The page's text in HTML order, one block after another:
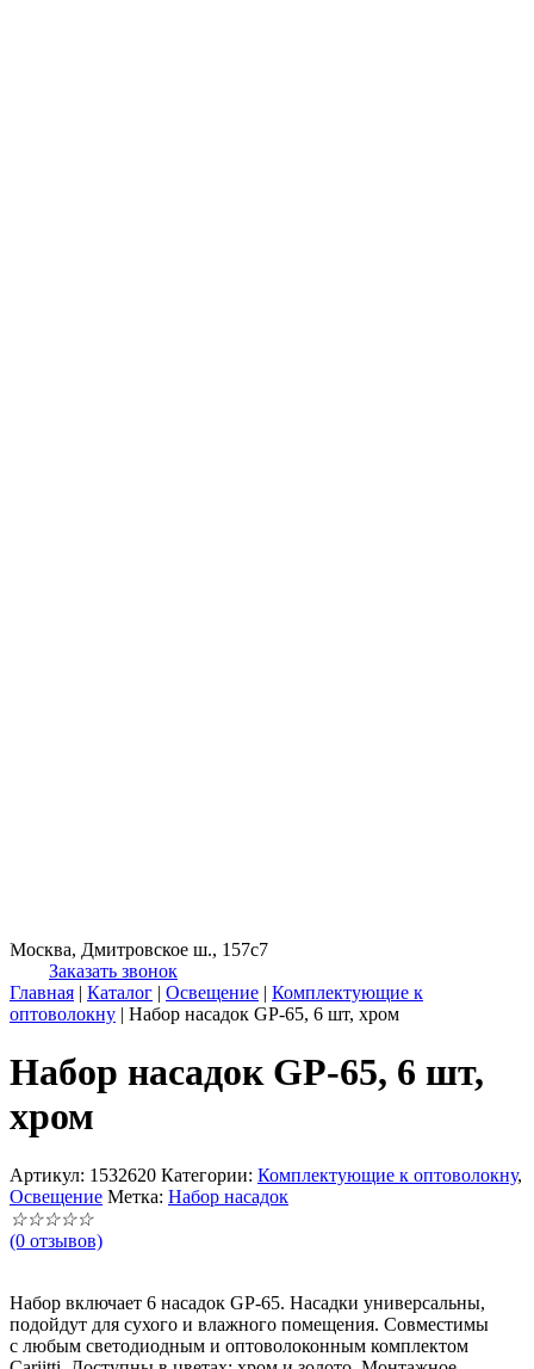
Москва, Дмитровское ш., 157с7
Заказать звонок
Главная | Каталог | Освещение | Комплектующие к
оптоволокну | Набор насадок GP-65, 6 шт, хром
Набор насадок GP-65, 6 шт,
хром
Артикул: 1532620 Категории: Комплектующие к оптоволокну,
Освещение Метка: Набор насадок
☆☆☆☆☆
(0 отзывов)
Набор включает 6 насадок GP-65. Насадки универсальны,
подойдут для сухого и влажного помещения. Совместимы
с любым светодиодным и оптоволоконным комплектом